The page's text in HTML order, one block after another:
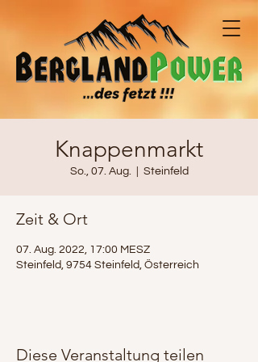
Knappenmarkt
So., 07. Aug. Steinfeld
Zeit & Ort
07. Aug. 2022, 17:00 MESZ
Steinfeld, 9754 Steinfeld, Österreich
Diese Veranstaltung teilen